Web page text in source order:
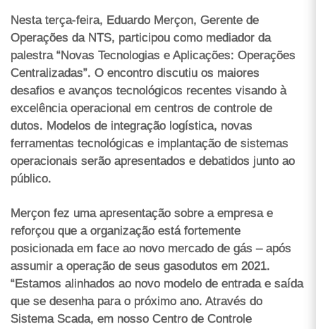
Nesta terça-feira, Eduardo Merçon, Gerente de
Operações da NTS, participou como mediador da
palestra “Novas Tecnologias e Aplicações: Operações
Centralizadas”. O encontro discutiu os maiores
desafios e avanços tecnológicos recentes visando à
excelência operacional em centros de controle de
dutos. Modelos de integração logística, novas
ferramentas tecnológicas e implantação de sistemas
operacionais serão apresentados e debatidos junto ao
público.
Merçon fez uma apresentação sobre a empresa e
reforçou que a organização está fortemente
posicionada em face ao novo mercado de gás – após
assumir a operação de seus gasodutos em 2021.
“Estamos alinhados ao novo modelo de entrada e saída
que se desenha para o próximo ano. Através do
Sistema Scada, em nosso Centro de Controle